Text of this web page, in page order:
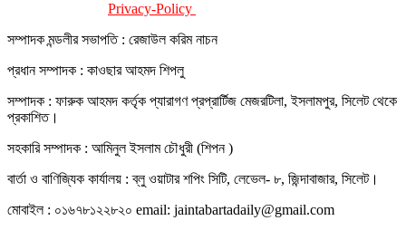
Privacy-Policy
সম্পাদক মন্ডলীর সভাপতি : রেজাউল করিম নাচন
প্রধান সম্পাদক : কাওছার আহমদ শিপলু
সম্পাদক : ফারুক আহমদ কর্তৃক প্যারাগণ প্রপ্রার্টিজ মেজরটিলা, ইসলামপুর, সিলেট থেকে
প্রকাশিত।
সহকারি সম্পাদক : আমিনুল ইসলাম চৌধুরী (শিপন )
বার্তা ও বাণিজ্যিক কার্যালয় : ব্লু ওয়াটার শপিং সিটি, লেভেল- ৮, জিন্দাবাজার, সিলেট।
মোবাইল : ০১৬৭৮১২২৮২০ email: jaintabartadaily@gmail.com